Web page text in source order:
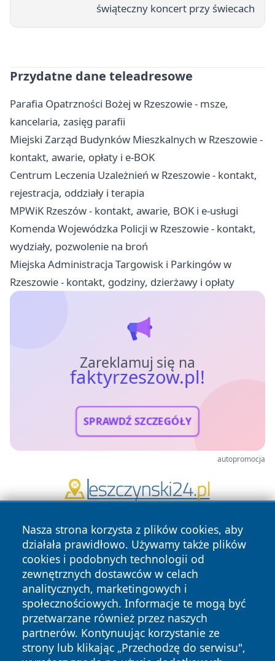
świąteczny koncert przy świecach
Przydatne dane teleadresowe
Parafia Opatrzności Bożej w Rzeszowie - msze,
kancelaria, zasięg parafii
Miejski Zarząd Budynków Mieszkalnych w Rzeszowie -
kontakt, awarie, opłaty i e-BOK
Centrum Leczenia Uzależnień w Rzeszowie - kontakt,
rejestracja, oddziały i terapia
MPWiK Rzeszów - kontakt, awarie, BOK i e-usługi
Komenda Wojewódzka Policji w Rzeszowie - kontakt,
wydziały, pozwolenie na broń
Miejska Administracja Targowisk i Parkingów w
Rzeszowie - kontakt, godziny, dzierżawy i opłaty
Zareklamuj się na
faktyrzeszow.pl!
SPRAWDŹ SZCZEGÓŁY
autopromocja
Nasza strona korzysta z plików cookies, aby
działała prawidłowo. Używamy także plików
cookies i podobnych technologii od
zewnętrznych dostawców w celach
analitycznych, marketingowych i
społecznościowych. Informacje te mogą być
przetwarzane również przez naszych
partnerów. Kontynuując korzystanie ze
strony lub klikając „Przechodzę do serwisu",
Copyright © 2026 faktyrzeszow.pl Wszystkie prawa
zastrzeżone.
Polityka Polityka